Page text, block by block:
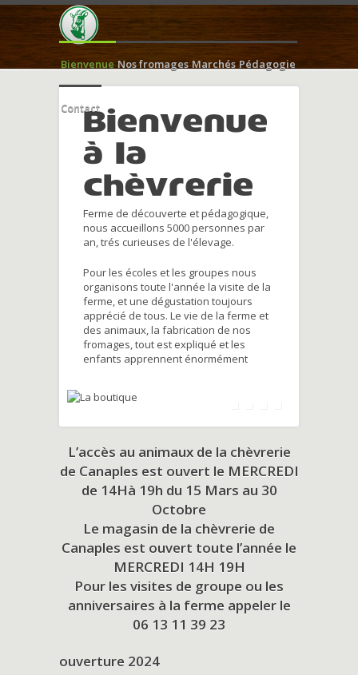
Bienvenue Nos fromages Marchés Pédagogie
ContactBienvenue
à la
chèvrerie
Ferme de découverte et pédagogique,
nous accueillons 5000 personnes par
an, trés curieuses de l'élevage.
Pour les écoles et les groupes nous
organisons toute l'année la visite de la
ferme, et une dégustation toujours
apprécié de tous. Le vie de la ferme et
des animaux, la fabrication de nos
fromages, tout est expliqué et les
enfants apprennent énormément
L’accès au animaux de la chèvrerie
de Canaples est ouvert le MERCREDI
de 14Hà 19h du 15 Mars au 30
Octobre
Le magasin de la chèvrerie de
Canaples est ouvert toute l’année le
MERCREDI 14H 19H
Pour les visites de groupe ou les
anniversaires à la ferme appeler le
06 13 11 39 23
ouverture 2024